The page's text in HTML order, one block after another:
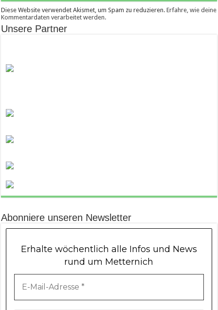
Diese Website verwendet Akismet, um Spam zu reduzieren.Erfahre, wie deine
Kommentardaten verarbeitet werden.
Unsere Partner
Abonniere unseren Newsletter
Erhalte wöchentlich alle Infos und News
rund um Metternich